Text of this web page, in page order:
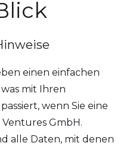
einen einfachen
mit Ihren
wenn Sie eine
GmbH.
alle Daten, mit denen